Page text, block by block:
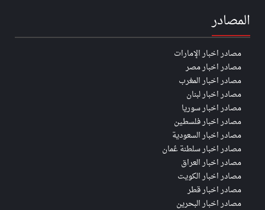
المصادر
مصادر اخبار الإمارات
مصادر اخبار مصر
مصادر اخبار المغرب
مصادر اخبار لبنان
مصادر اخبار سوريا
مصادر اخبار فلسطين
مصادر اخبار السعودية
مصادر اخبار سلطنة عُمان
مصادر اخبار العراق
مصادر اخبار الكويت
مصادر اخبار قطر
مصادر اخبار البحرين